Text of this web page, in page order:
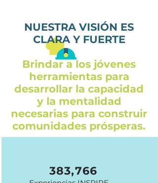
NUESTRA VISIÓN ES
CLARA Y FUERTE
Brindar a los jóvenes
herramientas para
desarrollar la capacidad
y la mentalidad
necesarias para construir
comunidades prósperas.
383,766